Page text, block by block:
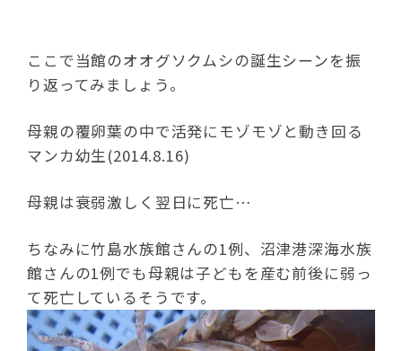
ここで当館のオオグソクムシの誕生シーンを振
り返ってみましょう。
母親の覆卵葉の中で活発にモゾモゾと動き回る
マンカ幼生(2014.8.16)
母親は衰弱激しく翌日に死亡…
ちなみに竹島水族館さんの1例、沼津港深海水族
館さんの1例でも母親は子どもを産む前後に弱っ
て死亡しているそうです。